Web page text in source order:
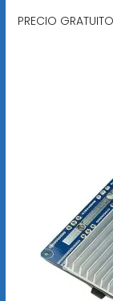
PRECIO GRATUITO